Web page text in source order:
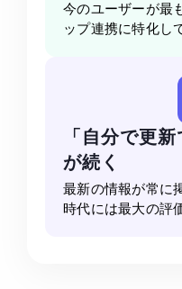
今のユーザーが最
ップ連携に特化し
「自分で更
が続く
最新の情報が常に
時代には最大の評